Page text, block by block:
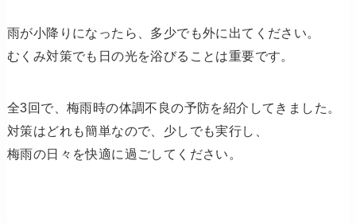
雨が小降りになったら、多少でも外に出てください。
むくみ対策でも日の光を浴びることは重要です。
全3回で、梅雨時の体調不良の予防を紹介してきました。
対策はどれも簡単なので、少しでも実行し、
梅雨の日々を快適に過ごしてください。